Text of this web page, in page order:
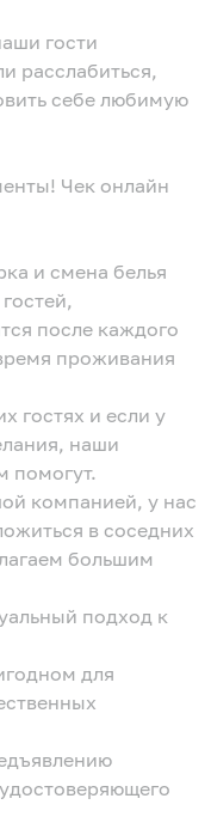
гости
расслабиться,
себе любимую
Чек онлайн
и смена белья
после каждого
проживания
гостях и если у
наши
помогут.
компанией, у нас
в соседних
большим
подход к
для